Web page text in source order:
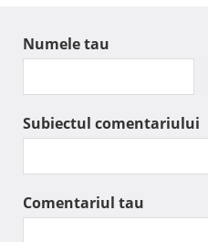
Numele tau
Subiectul comentariului
Comentariul tau